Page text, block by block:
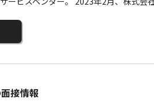
接情報